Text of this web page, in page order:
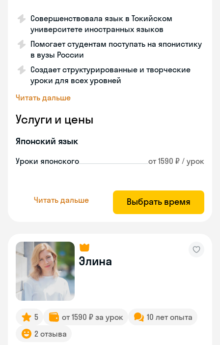
Совершенствовала язык в Токийском
университете иностранных языков
Помогает студентам поступать на японистику
в вузы России
Создает структурированные и творческие
уроки для всех уровней
Читать дальше
Услуги и цены
Японский язык
Уроки японского от 1590 ₽ / урок
Читать дальше Выбрать время
Элина
5 от 1590 ₽ за урок
10 лет опыта
2 отзыва